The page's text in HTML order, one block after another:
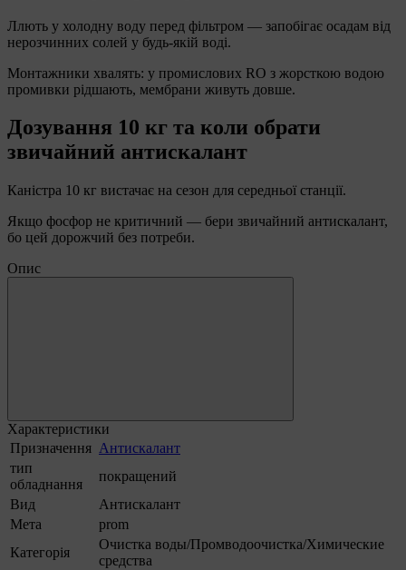
Ллють у холодну воду перед фільтром — запобігає осадам від
нерозчинних солей у будь-якій воді.
Монтажники хвалять: у промислових RO з жорсткою водою
промивки рідшають, мембрани живуть довше.
Дозування 10 кг та коли обрати
звичайний антискалант
Каністра 10 кг вистачає на сезон для середньої станції.
Якщо фосфор не критичний — бери звичайний антискалант,
бо цей дорожчий без потреби.
Опис
Характеристики
Призначення Антискалант
тип
обладнання
покращений
Вид
Антискалант
Мета
prom
Категорія
Очистка воды/Промводоочистка/Химические
средства